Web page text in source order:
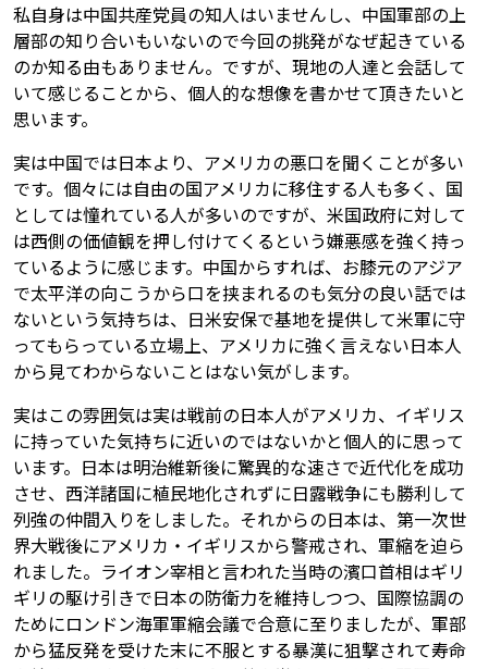
私自身は中国共産党員の知人はいませんし、中国軍部の上
層部の知り合いもいないので今回の挑発がなぜ起きている
のか知る由もありません。ですが、現地の人達と会話して
いて感じることから、個人的な想像を書かせて頂きたいと
思います。
実は中国では日本より、アメリカの悪口を聞くことが多い
です。個々には自由の国アメリカに移住する人も多く、国
としては憧れている人が多いのですが、米国政府に対して
は西側の価値観を押し付けてくるという嫌悪感を強く持っ
ているように感じます。中国からすれば、お膝元のアジア
で太平洋の向こうから口を挟まれるのも気分の良い話では
ないという気持ちは、日米安保で基地を提供して米軍に守
ってもらっている立場上、アメリカに強く言えない日本人
から見てわからないことはない気がします。
実はこの雰囲気は実は戦前の日本人がアメリカ、イギリス
に持っていた気持ちに近いのではないかと個人的に思って
います。日本は明治維新後に驚異的な速さで近代化を成功
させ、西洋諸国に植民地化されずに日露戦争にも勝利して
列強の仲間入りをしました。それからの日本は、第一次世
界大戦後にアメリカ・イギリスから警戒され、軍縮を迫ら
れました。ライオン宰相と言われた当時の濱口首相はギリ
ギリの駆け引きで日本の防衛力を維持しつつ、国際協調の
ためにロンドン海軍軍縮会議で合意に至りましたが、軍部
から猛反発を受けた末に不服とする暴漢に狙撃されて寿命